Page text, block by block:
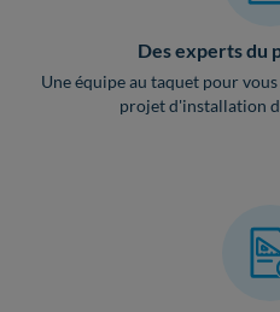
Des experts du
Une équipe au taquet pour
projet d'installation